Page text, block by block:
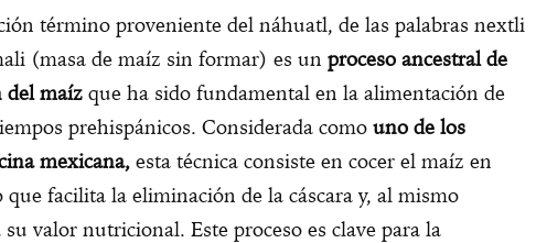
término proveniente del náhuatl, de las palabras nextli
(masa de maíz sin formar) es un proceso ancestral de
del maíz que ha sido fundamental en la alimentación de
prehispánicos. Considerada como uno de los
mexicana, esta técnica consiste en cocer el maíz en
que facilita la eliminación de la cáscara y, al mismo
valor nutricional. Este proceso es clave para la